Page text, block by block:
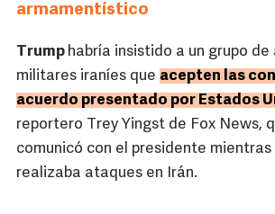
armamentístico
Trump habría insistido a un grupo
militares iraníes que acepten las
acuerdo presentado por Estados
reportero Trey Yingst de Fox News,
comunicó con el presidente
realizaba ataques en Irán.